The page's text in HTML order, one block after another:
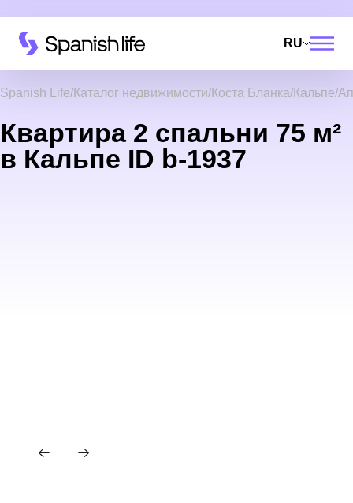
RU
Spanish Life Каталог недвижимости Коста Бланка Кальпе
Квартира 2 спальни 75 м²
в Кальпе ID b-1937